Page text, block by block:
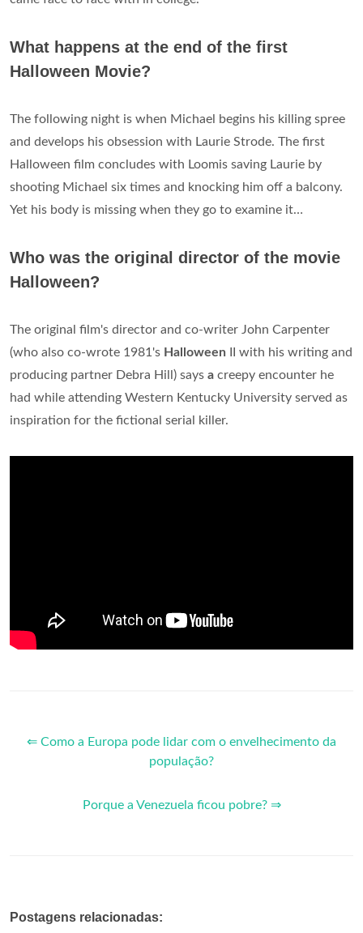
What happens at the end of the first
Halloween Movie?
The following night is when Michael begins his killing spree
and develops his obsession with Laurie Strode. The first
Halloween film concludes with Loomis saving Laurie by
shooting Michael six times and knocking him off a balcony.
Yet his body is missing when they go to examine it…
Who was the original director of the movie
Halloween?
The original film's director and co-writer John Carpenter
(who also co-wrote 1981's Halloween
II with his writing and
producing partner Debra Hill) says a creepy encounter he
had while attending Western Kentucky University served as
inspiration for the fictional serial killer.
⇐ Como a Europa pode lidar com o envelhecimento da
população?
Porque a Venezuela ficou pobre? ⇒
Postagens relacionadas: